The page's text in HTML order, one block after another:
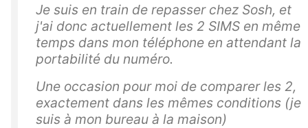
Je suis en train de repasser chez Sosh, et
j'ai donc actuellement les 2 SIMS en même
temps dans mon téléphone en attendant la
portabilité du numéro.
Une occasion pour moi de comparer les 2,
exactement dans les mêmes conditions (je
suis à mon bureau à la maison)